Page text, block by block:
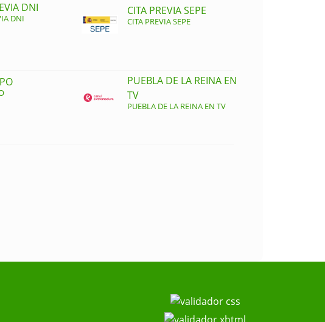
DNI
DNI
CITA PREVIA SEPE
CITA PREVIA SEPE
PUEBLA DE LA REINA EN
TV
PUEBLA DE LA REINA EN TV